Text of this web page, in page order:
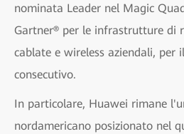
nominata Leader nel Magic
Gartner® per le infrastrutture di
cablate e wireless aziendali, per
consecutivo.
In particolare, Huawei rimane
nordamericano posizionato nel